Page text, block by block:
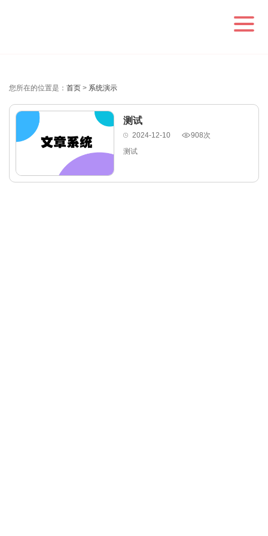
您所在的位置是： 首页 > 系统演示
测试
2024-12-10
908次
测试